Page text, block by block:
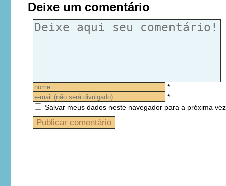
Deixe um comentário
*
*
Salvar meus dados neste navegador para a próxima